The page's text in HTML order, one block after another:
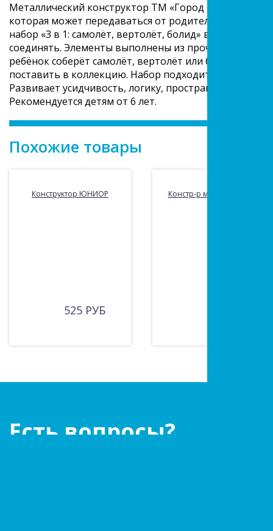
Металлический конструктор ТМ «Город мастеров»
которая может передаваться от родителей к детям
набор «3 в 1: самолёт, вертолёт, болид» входит
соединять. Элементы выполнены из прочного,
ребёнок соберёт самолёт, вертолёт или болид с
поставить в коллекцию. Набор подходит для
Развивает усидчивость, логику, пространственное
Рекомендуется детям от 6 лет.
Похожие товары
Конструктор ЮНИОР
525 РУБ
Констр-р мет. Ретро-авто
Есть вопросы?